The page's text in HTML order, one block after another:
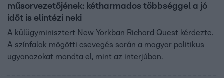
műsorvezetőjének: kétharmados többséggel a jó
időt is elintézi neki
A külügyminisztert New Yorkban Richard Quest kérdezte.
A színfalak mögötti csevegés során a magyar politikus
ugyanazokat mondta el, mint az interjúban.